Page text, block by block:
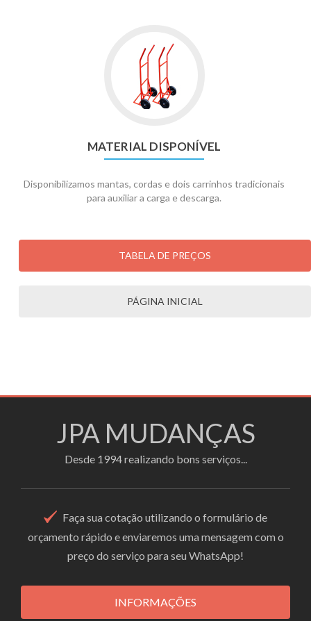
MATERIAL DISPONÍVEL
Disponibilizamos mantas, cordas e dois carrinhos tradicionais
para auxiliar a carga e descarga.
TABELA DE PREÇOS
PÁGINA INICIAL
JPA MUDANÇAS
Desde 1994 realizando bons serviços...
Faça sua cotação utilizando o formulário de
orçamento rápido e enviaremos uma mensagem com o
preço do serviço para seu WhatsApp!
INFORMAÇÕES